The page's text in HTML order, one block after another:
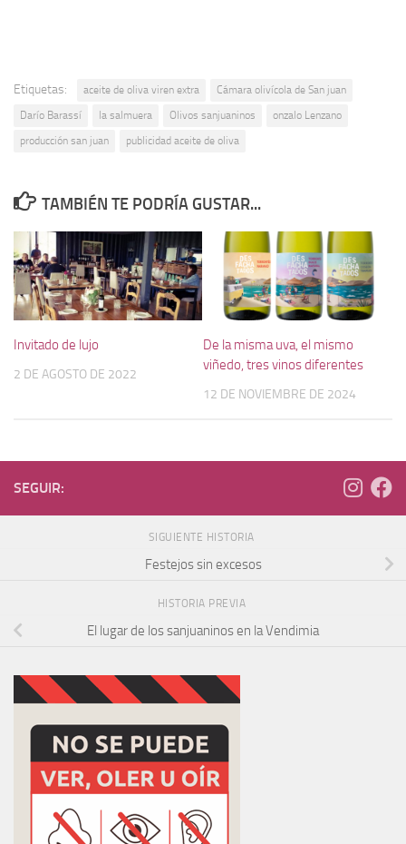
Etiquetas: aceite de oliva viren extra
Cámara olivícola de San juan
Darío Barassí
la salmuera Olivos sanjuaninos
onzalo Lenzano
producción san juan
publicidad aceite de oliva
TAMBIÉN TE PODRÍA GUSTAR...
Invitado de lujo
2 DE AGOSTO DE 2022
De la misma uva, el mismo
viñedo, tres vinos diferentes
12 DE NOVIEMBRE DE 2024
SEGUIR:
SIGUIENTE HISTORIA
Festejos sin excesos
HISTORIA PREVIA
El lugar de los sanjuaninos en la Vendimia